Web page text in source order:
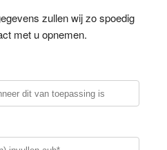
zullen wij zo spoedig
met u opnemen.